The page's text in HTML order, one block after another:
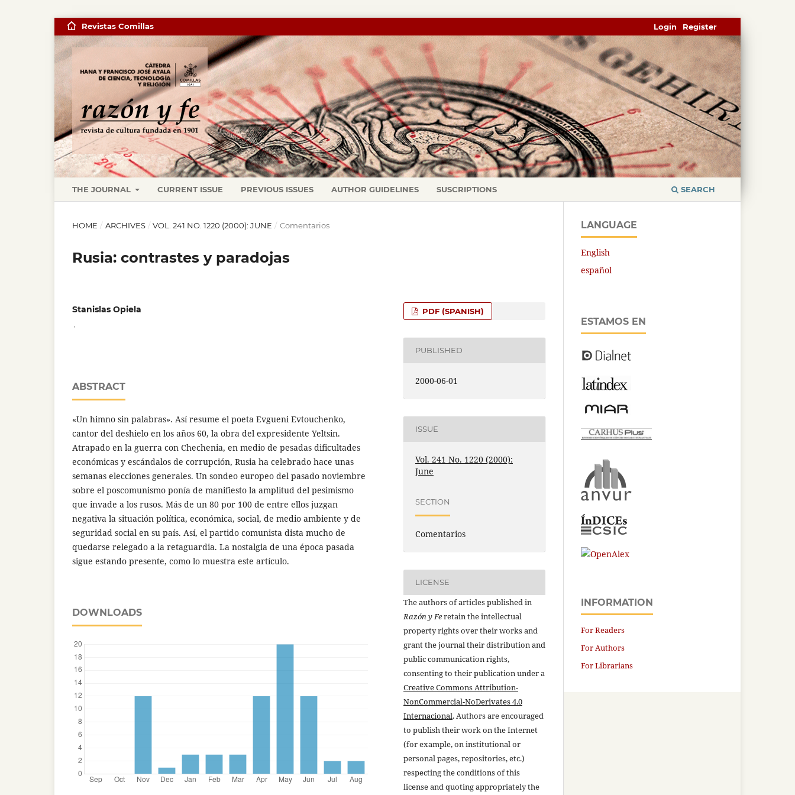
THE JOURNAL CURRENT ISSUE PREVIOUS ISSUES AUTHOR GUIDELINES SUSCRIPTIONS SEARCH
Revistas Comillas Register
Login
HOME / ARCHIVES / VOL. 241 NO. 1220 (2000): JUNE / Comentarios
Rusia: contrastes y paradojas
Stanislas Opiela
ABSTRACT
«Un himno sin palabras». Así resume el poeta Evgueni Evtouchenko,
cantor del deshielo en los años 60, la obra del expresidente Yeltsin.
Atrapado en la guerra con Chechenia, en medio de pesadas dificultades
económicas y escándalos de corrupción, Rusia ha celebrado hace unas
semanas elecciones generales. Un sondeo europeo del pasado noviembre
sobre el poscomunismo ponía de manifiesto la amplitud del pesimismo
que invade a los rusos. Más de un 80 por 100 de entre ellos juzgan
negativa la situación política, económica, social, de medio ambiente y de
seguridad social en su país. Así, el partido comunista dista mucho de
quedarse relegado a la retaguardia. La nostalgia de una época pasada
sigue estando presente, como lo muestra este artículo.
DOWNLOADS
PDF (SPANISH)
PUBLISHED
2000-06-01
ISSUE
Vol. 241 No. 1220 (2000):
June
SECTION
Comentarios
LICENSE
The authors of articles published in
Razón y Feretain the intellectual
property rights over their works and
grant the journal their distribution and
public communication rights,
consenting to their publication under a
Creative Commons Attribution-
NonCommercial-NoDerivates 4.0
Internacional. Authors are encouraged
to publish their work on the Internet
(for example, on institutional or
personal pages, repositories, etc.)
respecting the conditions of this
license and quoting appropriately the
LANGUAGE
English
español
ESTAMOS EN
INFORMATION
For Readers
For Authors
For Librarians